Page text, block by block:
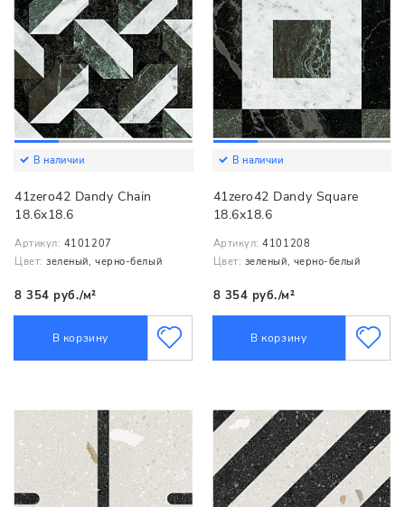
В наличии
41zero42 Dandy Chain
18.6x18.6
Артикул: 4101207
Цвет: зеленый, черно-белый
8 354 руб./м²
В корзину
В наличии
41zero42 Dandy Square
18.6x18.6
Артикул: 4101208
Цвет: зеленый, черно-белый
8 354 руб./м²
В корзину